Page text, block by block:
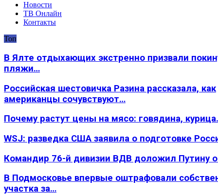
Новости
ТВ Онлайн
Контакты
Топ
В Ялте отдыхающих экстренно призвали
пляжи…
Российская шестовичка Разина рассказала, как
американцы сочувствуют…
Почему растут цены на мясо: говядина,
WSJ: разведка США заявила о подготовке
Командир 76-й дивизии ВДВ доложил Путину
В Подмосковье впервые оштрафовали
участка за…